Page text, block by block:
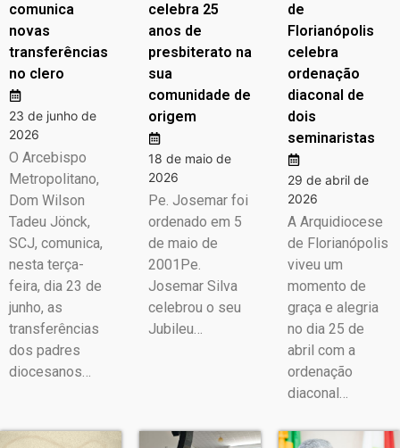
comunica
novas
transferências
no clero
23 de junho de
2026
O Arcebispo
Metropolitano,
Dom Wilson
Tadeu Jönck,
SCJ, comunica,
nesta terça-
feira, dia 23 de
junho, as
transferências
dos padres
diocesanos…
celebra 25
anos de
presbiterato na
sua
comunidade de
origem
18 de maio de
2026
Pe. Josemar foi
ordenado em 5
de maio de
2001Pe.
Josemar Silva
celebrou o seu
Jubileu…
de
Florianópolis
celebra
ordenação
diaconal de
dois
seminaristas
29 de abril de
2026
A Arquidiocese
de Florianópolis
viveu um
momento de
graça e alegria
no dia 25 de
abril com a
ordenação
diaconal…